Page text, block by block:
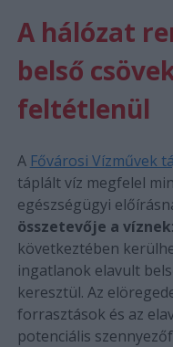
A hálózat
belső
feltétlenül
A Fővárosi Vízművek
táplált víz megfelel
egészségügyi
összetevője a víznek
következtében
ingatlanok elavult
keresztül. Az
forrasztások és az
potenciális